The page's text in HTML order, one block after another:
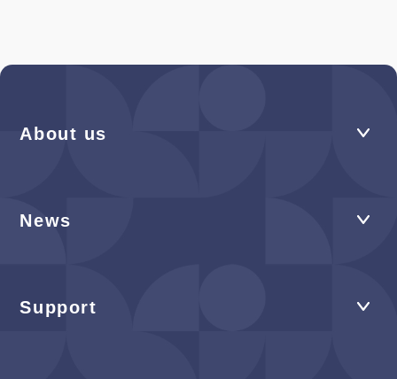
About us
News
Support